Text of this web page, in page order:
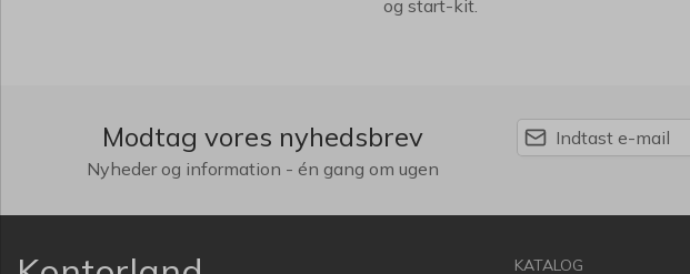
og start-kit.
Modtag vores nyhedsbrev
Nyheder og information - én gang om ugen
KATALOG